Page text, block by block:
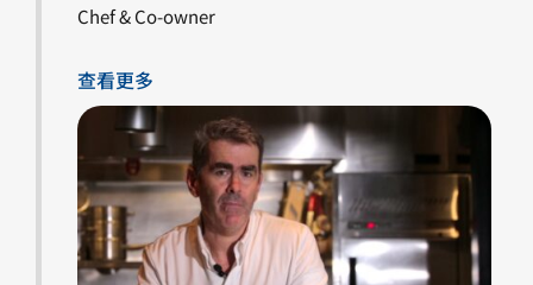
Chef & Co-owner
查看更多